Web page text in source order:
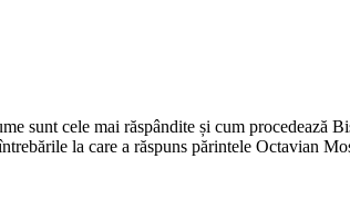
sunt cele mai răspândite și cum
la care a răspuns părintele Octavian